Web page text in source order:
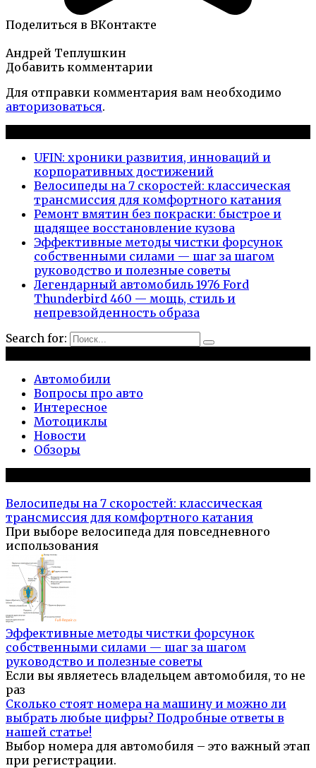
Поделиться в ВКонтакте
Андрей Теплушкин
Добавить комментарии
Для отправки комментария вам необходимо
авторизоваться.
UFIN: хроники развития, инноваций и
корпоративных достижений
Велосипеды на 7 скоростей: классическая
трансмиссия для комфортного катания
Ремонт вмятин без покраски: быстрое и
щадящее восстановление кузова
Эффективные методы чистки форсунок
собственными силами — шаг за шагом
руководство и полезные советы
Легендарный автомобиль 1976 Ford
Thunderbird 460 — мощь, стиль и
непревзойденность образа
Search for:
Автомобили
Вопросы про авто
Интересное
Мотоциклы
Новости
Обзоры
Велосипеды на 7 скоростей: классическая
трансмиссия для комфортного катания
При выборе велосипеда для повседневного
использования
Эффективные методы чистки форсунок
собственными силами — шаг за шагом
руководство и полезные советы
Если вы являетесь владельцем автомобиля, то не
раз
Сколько стоят номера на машину и можно ли
выбрать любые цифры? Подробные ответы в
нашей статье!
Выбор номера для автомобиля – это важный этап
при регистрации.